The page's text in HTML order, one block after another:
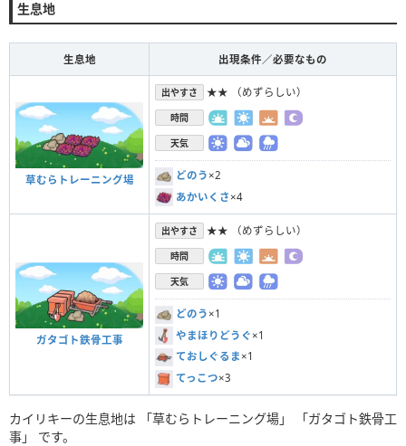
生息地
生息地 出現条件／必要なもの
草むらトレーニング場
出やすさ ★★ （めずらしい）
時間
天気
どのう ×2
あかいくさ ×4
ガタゴト鉄骨工事
出やすさ ★★ （めずらしい）
時間
天気
どのう ×1
やまほりどうぐ ×1
ておしぐるま ×1
てっこつ×3
カイリキーの生息地は 「草むらトレーニング場」 「ガタゴト鉄骨工
事」 です。